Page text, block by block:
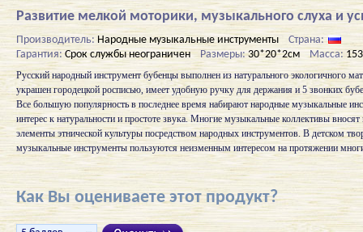
Развитие мелкой моторики, музыкального слуха и
Производитель: Народные музыкальные инструменты
Страна:
Гарантия:Срок службы неограничен Размеры:30*20*2см Масса:
Русский народный инструмент бубенцы выполнен из натурального экологичного
украшен городецкой росписью, имеет удобную ручку для держания и 5 звонких
Все большую популярность в последнее время набирают народные музыкальные
интерес к натуральности и простоте звука. Многие музыкальные коллективы
элементы этнической культуры посредством народных инструментов. В детском
музыкальные инструменты пользуются неизменным интересом на протяжении
Как Вы оцениваете этот продукт?